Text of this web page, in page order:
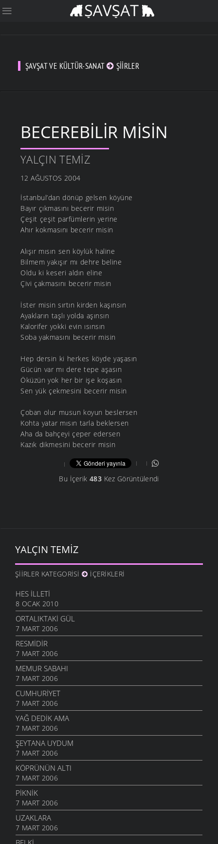
ŞAVŞAT VE KÜLTÜR-SANAT ŞIIRLER
BECEREBILIR MISIN
YALÇIN TEMIZ
12 AĞUSTOS 2004
İstanbul’dan dönüp gelsen köyüne
Bayır çıkmasını becerir misin
Çeşit çeşit parfümlerin yerine
Ahır kokmasını becerir misin
Alışır mısın sen köylük haline
Bilmem yakışır mı dehre beline
Oldu ki keseri aldın eline
Çivi çakmasını becerir misin
İster misin sırtın kirden kaşınsın
Ayakların taşlı yolda aşınsın
Kalorifer yokki evin ısınsın
Soba yakmasını becerir misin
Hep dersin ki herkes köyde yaşasın
Gücün var mı dere tepe aşasın
Öküzün yok her bir işe koşasın
Sen yük çekmesini becerir misin
Çoban olur musun koyun beslersen
Kohta yatar mısın tarla beklersen
Aha da bahçeyi çeper edersen
Kazık dikmesini becerir misin
Bu İçerik 483Kez Görüntülendi
YALÇIN TEMIZ
ŞIIRLER KATEGORISI İÇERIKLERI
HES İLLETI
8 OCAK 2010
ORTALIKTAKI GÜL
7 MART 2006
RESMIDIR
7 MART 2006
MEMUR SABAHI
7 MART 2006
CUMHURIYET
7 MART 2006
YAĞ DEDIK AMA
7 MART 2006
ŞEYTANA UYDUM
7 MART 2006
KÖPRÜNÜN ALTI
7 MART 2006
PIKNIK
7 MART 2006
UZAKLARA
7 MART 2006